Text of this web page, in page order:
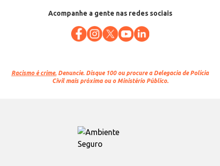
Acompanhe a gente nas redes sociais
Racismo é crime. Denuncie. Disque 100 ou procure a Delegacia de Polícia
Civil mais próxima ou o Ministério Público.